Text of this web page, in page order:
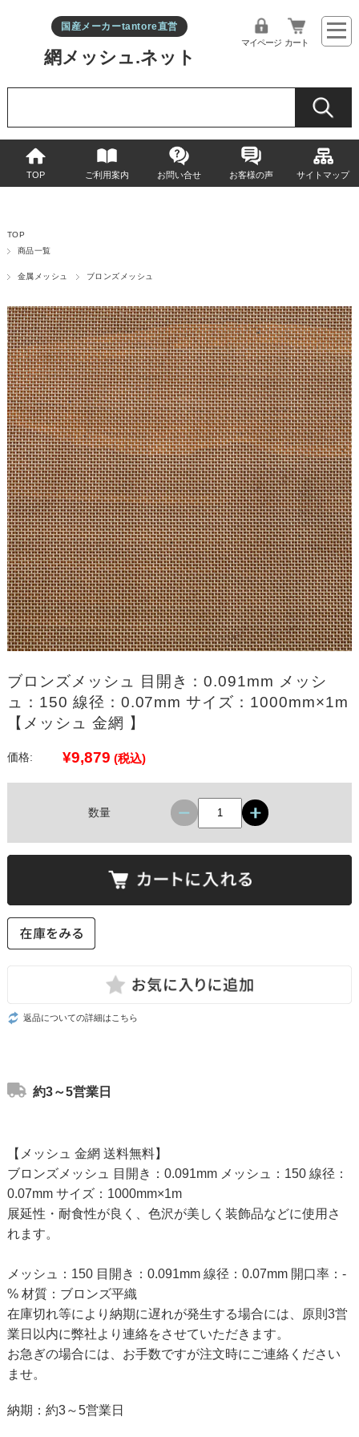
網メッシュ.ネット
国産メーカーtantore直営
マイページ カート
TOP ご利用案内 お問い合せ お客様の声 サイトマップ
TOP
商品一覧
金属メッシュ ブロンズメッシュ
ブロンズメッシュ 目開き：0.091mm メッシ
ュ：150 線径：0.07mm サイズ：1000mm×1m
【メッシュ 金網 】
価格: ¥9,879 (税込)
数量
返品についての詳細はこちら
約3～5営業日
【メッシュ 金網 送料無料】
ブロンズメッシュ 目開き：0.091mm メッシュ：150 線径：
0.07mm サイズ：1000mm×1m
展延性・耐食性が良く、色沢が美しく装飾品などに使用さ
れます。
メッシュ：150 目開き：0.091mm 線径：0.07mm 開口率：-
% 材質：ブロンズ平織
在庫切れ等により納期に遅れが発生する場合には、原則3営
業日以内に弊社より連絡をさせていただきます。
お急ぎの場合には、お手数ですが注文時にご連絡ください
ませ。
納期：約3～5営業日